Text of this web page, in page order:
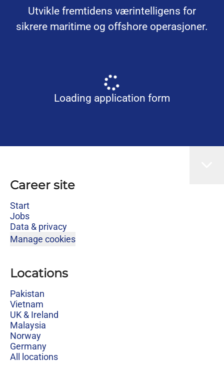
Utvikle fremtidens værintelligens for
sikrere maritime og offshore operasjoner.
Loading application form
Career site
Start
Jobs
Data & privacy
Manage cookies
Locations
Pakistan
Vietnam
UK & Ireland
Malaysia
Norway
Germany
All locations